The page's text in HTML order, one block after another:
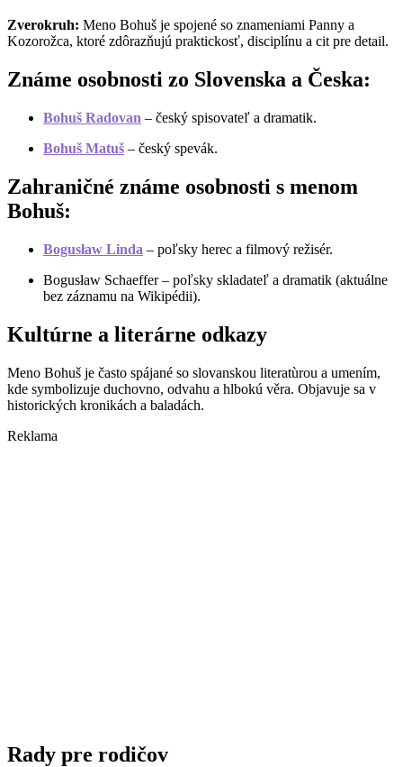
Zverokruh: Meno Bohuš je spojené so znameniami Panny a
Kozorožca, ktoré zdôrazňujú praktickosť, disciplínu a cit pre detail.
Známe osobnosti zo Slovenska a Česka:
Bohuš Radovan – český spisovateľ a dramatik.
Bohuš Matuš – český spevák.
Zahraničné známe osobnosti s menom
Bohuš:
Bogusław Linda – poľsky herec a filmový režisér.
Bogusław Schaeffer – poľsky skladateľ a dramatik (aktuálne
bez záznamu na Wikipédii).
Kultúrne a literárne odkazy
Meno Bohuš je často spájané so slovanskou literatùrou a umením,
kde symbolizuje duchovno, odvahu a hlbokú věra. Objavuje sa v
historických kronikách a baladách.
Reklama
Rady pre rodičov